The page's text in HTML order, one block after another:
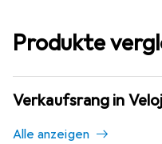
Produkte
Verkaufsrang in
Alle anzeigen